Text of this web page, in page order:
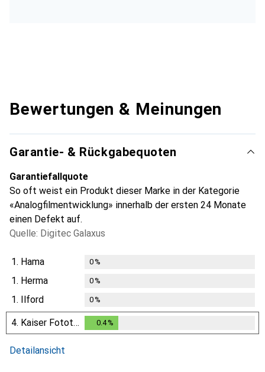
Bewertungen & Meinungen
Garantie- & Rückgabequoten
Garantiefallquote
So oft weist ein Produkt dieser Marke in der Kategorie
«Analogfilmentwicklung» innerhalb der ersten 24 Monate
einen Defekt auf.
Quelle: Digitec Galaxus
1. Hama 0%
1. Herma 0%
1. Ilford 0%
4. Kaiser Fototechnik 0.4%
Detailansicht